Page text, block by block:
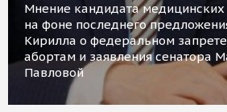
Мнение кандидата медицинских
на фоне последнего
Кирилла о федеральном
абортам и заявления сенатора
Павловой